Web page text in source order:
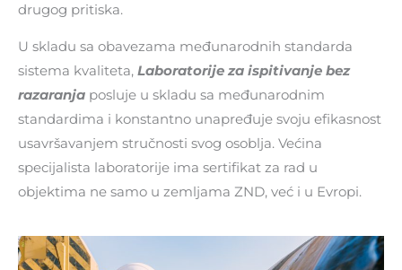
drugog pritiska.
U skladu sa obavezama međunarodnih standarda
sistema kvaliteta, Laboratorije za ispitivanje bez
razaranja posluje u skladu sa međunarodnim
standardima i konstantno unapređuje svoju efikasnost
usavršavanjem stručnosti svog osoblja. Većina
specijalista laboratorije ima sertifikat za rad u
objektima ne samo u zemljama ZND, već i u Evropi.